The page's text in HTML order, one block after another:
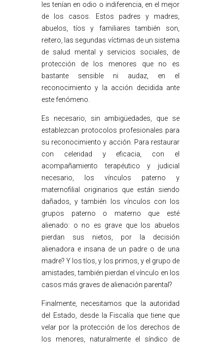
les tenían en odio o indiferencia, en el mejor
de los casos. Estos padres y madres,
abuelos, tíos y familiares también son,
reitero, las segundas víctimas de un sistema
de salud mental y servicios sociales, de
protección de los menores que no es
bastante sensible ni audaz, en el
reconocimiento y la acción decidida ante
este fenómeno.
Es necesario, sin ambigüedades, que se
establezcan protocolos profesionales para
su reconocimiento y acción. Para restaurar
con celeridad y eficacia, con el
acompañamiento terapéutico y judicial
necesario, los vínculos paterno y
maternofilial originarios que están siendo
dañados, y también los vínculos con los
grupos paterno o materno que esté
alienado: o no es grave que los abuelos
pierdan sus nietos, por la decisión
alienadora e insana de un padre o de una
madre? Y los tíos, y los primos, y el grupo de
amistades, también pierdan el vínculo en los
casos más graves de alienación parental?
Finalmente, necesitamos que la autoridad
del Estado, desde la Fiscalía que tiene que
velar por la protección de los derechos de
los menores, naturalmente el síndico de